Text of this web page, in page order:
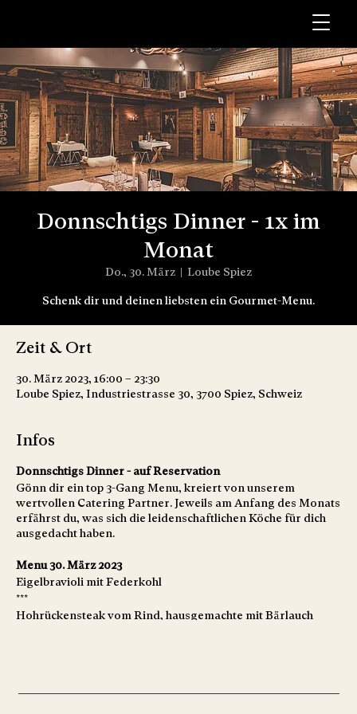
Donnschtigs Dinner - 1x im
Monat
Do., 30. März
  |
Loube Spiez
Schenk dir und deinen liebsten ein Gourmet-Menu.
Zeit & Ort
30. März 2023, 16:00 – 23:30
Loube Spiez, Industriestrasse 30, 3700 Spiez, Schweiz
Infos
Donnschtigs Dinner - auf Reservation
Gönn dir ein top 3-Gang Menu, kreiert von unserem
wertvollen Catering Partner. Jeweils am Anfang des Monats
erfährst du, was sich die leidenschaftlichen Köche für dich
ausgedacht haben.
Menu 30. März 2023
Eigelbravioli mit Federkohl
***
Hohrückensteak vom Rind, hausgemachte mit Bärlauch